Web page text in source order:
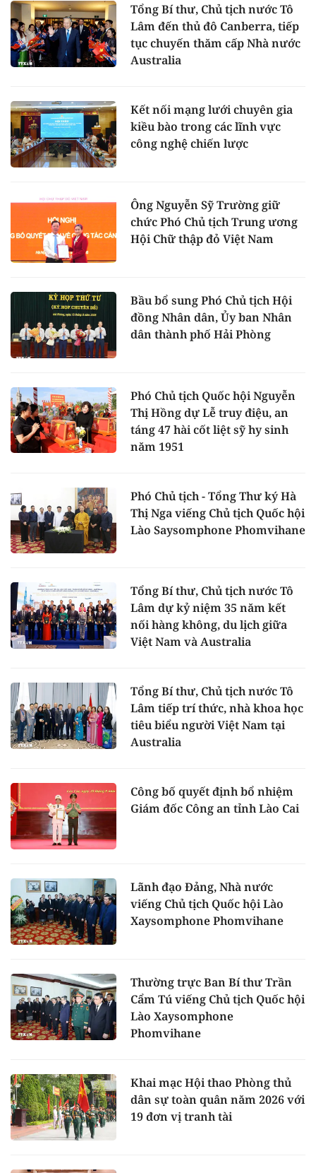
Tổng Bí thư, Chủ tịch nước Tô
Lâm đến thủ đô Canberra, tiếp
tục chuyến thăm cấp Nhà nước
Australia
Kết nối mạng lưới chuyên gia
kiều bào trong các lĩnh vực
công nghệ chiến lược
Ông Nguyễn Sỹ Trường giữ
chức Phó Chủ tịch Trung ương
Hội Chữ thập đỏ Việt Nam
Bầu bổ sung Phó Chủ tịch Hội
đồng Nhân dân, Ủy ban Nhân
dân thành phố Hải Phòng
Phó Chủ tịch Quốc hội Nguyễn
Thị Hồng dự Lễ truy điệu, an
táng 47 hài cốt liệt sỹ hy sinh
năm 1951
Phó Chủ tịch - Tổng Thư ký Hà
Thị Nga viếng Chủ tịch Quốc hội
Lào Saysomphone Phomvihane
Tổng Bí thư, Chủ tịch nước Tô
Lâm dự kỷ niệm 35 năm kết
nối hàng không, du lịch giữa
Việt Nam và Australia
Tổng Bí thư, Chủ tịch nước Tô
Lâm tiếp trí thức, nhà khoa học
tiêu biểu người Việt Nam tại
Australia
Công bố quyết định bổ nhiệm
Giám đốc Công an tỉnh Lào Cai
Lãnh đạo Đảng, Nhà nước
viếng Chủ tịch Quốc hội Lào
Xaysomphone Phomvihane
Thường trực Ban Bí thư Trần
Cẩm Tú viếng Chủ tịch Quốc hội
Lào Xaysomphone
Phomvihane
Khai mạc Hội thao Phòng thủ
dân sự toàn quân năm 2026 với
19 đơn vị tranh tài